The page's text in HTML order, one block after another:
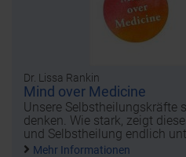
Dr. Lissa Rankin
Mind over Medicine
Unsere Selbstheilungskräfte
denken. Wie stark, zeigt
und Selbstheilung endlich
Mehr Informationen